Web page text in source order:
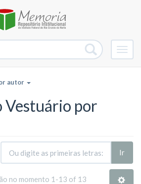
autor
Vestuário por
Ir
no momento 1-13 of 13